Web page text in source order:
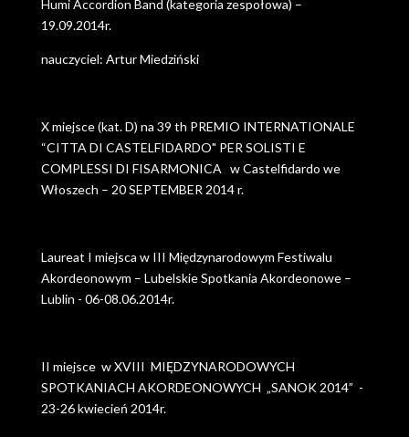
Humi Accordion Band (kategoria zespołowa) –
19.09.2014r.
nauczyciel: Artur Miedziński
X miejsce (kat. D) na 39 th PREMIO INTERNATIONALE
“CITTA DI CASTELFIDARDO" PER SOLISTI E
COMPLESSI DI FISARMONICA w Castelfidardo we
Włoszech – 20 SEPTEMBER 2014 r.
Laureat I miejsca w III Międzynarodowym Festiwalu
Akordeonowym – Lubelskie Spotkania Akordeonowe –
Lublin - 06-08.06.2014r.
II miejsce w XVIII MIĘDZYNARODOWYCH
SPOTKANIACH AKORDEONOWYCH „SANOK 2014” -
23-26 kwiecień 2014r.